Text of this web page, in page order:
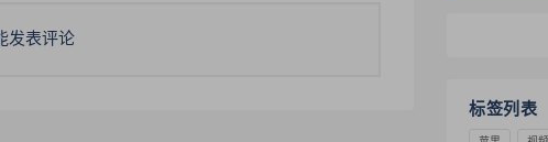
发表评论
标签列表